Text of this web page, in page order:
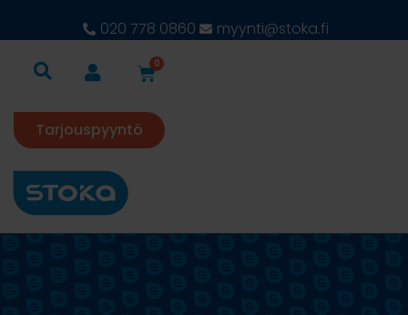
020 778 0860 myynti@stoka.fi
0
Tarjouspyyntö